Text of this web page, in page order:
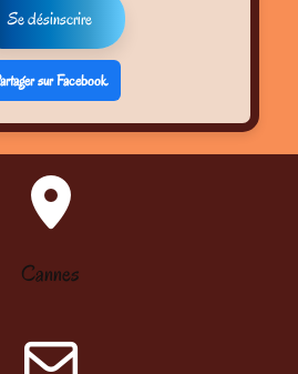
Se désinscrire
sur Facebook
Cannes